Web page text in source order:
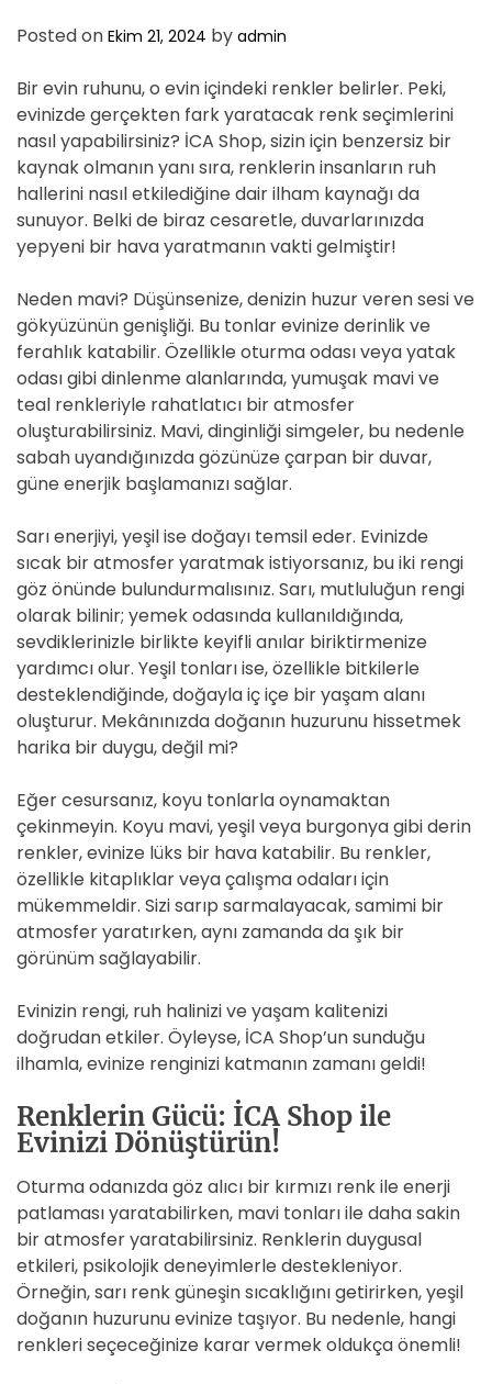
Posted on Ekim 21, 2024 by admin
Bir evin ruhunu, o evin içindeki renkler belirler. Peki,
evinizde gerçekten fark yaratacak renk seçimlerini
nasıl yapabilirsiniz? İCA Shop, sizin için benzersiz bir
kaynak olmanın yanı sıra, renklerin insanların ruh
hallerini nasıl etkilediğine dair ilham kaynağı da
sunuyor. Belki de biraz cesaretle, duvarlarınızda
yepyeni bir hava yaratmanın vakti gelmiştir!
Neden mavi? Düşünsenize, denizin huzur veren sesi ve
gökyüzünün genişliği. Bu tonlar evinize derinlik ve
ferahlık katabilir. Özellikle oturma odası veya yatak
odası gibi dinlenme alanlarında, yumuşak mavi ve
teal renkleriyle rahatlatıcı bir atmosfer
oluşturabilirsiniz. Mavi, dinginliği simgeler, bu nedenle
sabah uyandığınızda gözünüze çarpan bir duvar,
güne enerjik başlamanızı sağlar.
Sarı enerjiyi, yeşil ise doğayı temsil eder. Evinizde
sıcak bir atmosfer yaratmak istiyorsanız, bu iki rengi
göz önünde bulundurmalısınız. Sarı, mutluluğun rengi
olarak bilinir; yemek odasında kullanıldığında,
sevdiklerinizle birlikte keyifli anılar biriktirmenize
yardımcı olur. Yeşil tonları ise, özellikle bitkilerle
desteklendiğinde, doğayla iç içe bir yaşam alanı
oluşturur. Mekânınızda doğanın huzurunu hissetmek
harika bir duygu, değil mi?
Eğer cesursanız, koyu tonlarla oynamaktan
çekinmeyin. Koyu mavi, yeşil veya burgonya gibi derin
renkler, evinize lüks bir hava katabilir. Bu renkler,
özellikle kitaplıklar veya çalışma odaları için
mükemmeldir. Sizi sarıp sarmalayacak, samimi bir
atmosfer yaratırken, aynı zamanda da şık bir
görünüm sağlayabilir.
Evinizin rengi, ruh halinizi ve yaşam kalitenizi
doğrudan etkiler. Öyleyse, İCA Shop’un sunduğu
ilhamla, evinize renginizi katmanın zamanı geldi!
Renklerin Gücü: İCA Shop ile
Evinizi Dönüştürün!
Oturma odanızda göz alıcı bir kırmızı renk ile enerji
patlaması yaratabilirken, mavi tonları ile daha sakin
bir atmosfer yaratabilirsiniz. Renklerin duygusal
etkileri, psikolojik deneyimlerle destekleniyor.
Örneğin, sarı renk güneşin sıcaklığını getirirken, yeşil
doğanın huzurunu evinize taşıyor. Bu nedenle, hangi
renkleri seçeceğinize karar vermek oldukça önemli!